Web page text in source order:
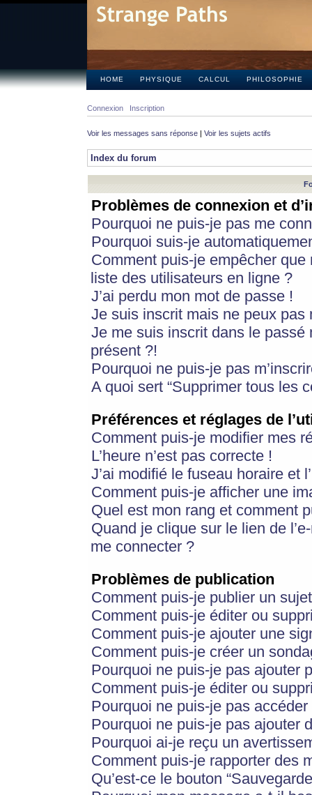
HOME PHYSIQUE CALCUL PHILOSOPHIE
Connexion Inscription
Voir les messages sans réponse | Voir les sujets actifs
Index du forum
Problèmes de connexion et
Pourquoi ne puis-je pas me
Pourquoi suis-je
Comment puis-je empêcher
liste des utilisateurs en ligne ?
J’ai perdu mon mot de passe !
Je suis inscrit mais ne peux pas
Je me suis inscrit dans le
présent ?!
Pourquoi ne puis-je pas
A quoi sert “Supprimer tous les
Préférences et réglages de
Comment puis-je modifier mes
L’heure n’est pas correcte !
J’ai modifié le fuseau horaire et
Comment puis-je afficher une
Quel est mon rang et comment
Quand je clique sur le lien de
me connecter ?
Problèmes de publication
Comment puis-je publier un
Comment puis-je éditer ou
Comment puis-je ajouter une
Comment puis-je créer un
Pourquoi ne puis-je pas ajouter
Comment puis-je éditer ou
Pourquoi ne puis-je pas
Pourquoi ne puis-je pas ajouter
Pourquoi ai-je reçu un
Comment puis-je rapporter des
Qu’est-ce le bouton